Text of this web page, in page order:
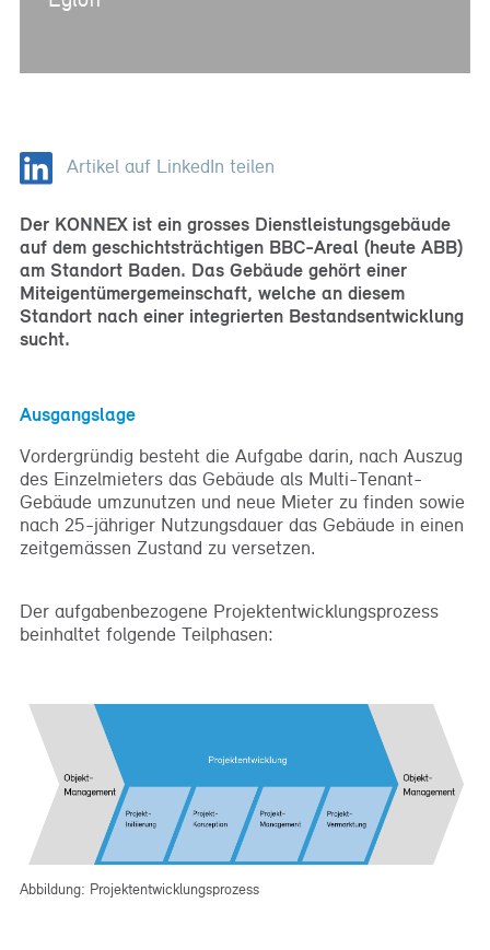
Artikel auf LinkedIn teilen
Der KONNEX ist ein grosses Dienstleistungsgebäude
auf dem geschichtsträchtigen BBC-Areal (heute ABB)
am Standort Baden. Das Gebäude gehört einer
Miteigentümergemeinschaft, welche an diesem
Standort nach einer integrierten Bestandsentwicklung
sucht.
Ausgangslage
Vordergründig besteht die Aufgabe darin, nach Auszug
des Einzelmieters das Gebäude als Multi-Tenant-
Gebäude umzunutzen und neue Mieter zu finden sowie
nach 25-jähriger Nutzungsdauer das Gebäude in einen
zeitgemässen Zustand zu versetzen.
Der aufgabenbezogene Projektentwicklungsprozess
beinhaltet folgende Teilphasen:
Abbildung: Projektentwicklungsprozess